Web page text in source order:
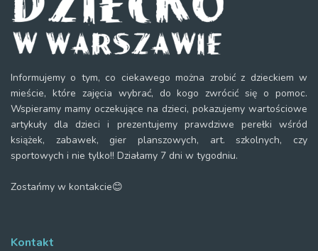
Informujemy o tym, co ciekawego można zrobić z dzieckiem w
mieście, które zajęcia wybrać, do kogo zwrócić się o pomoc.
Wspieramy mamy oczekujące na dzieci, pokazujemy wartościowe
artykuły dla dzieci i prezentujemy prawdziwe perełki wśród
książek, zabawek, gier planszowych, art. szkolnych, czy
sportowych i nie tylko!! Działamy 7 dni w tygodniu.
Zostańmy w kontakcie😊
Kontakt